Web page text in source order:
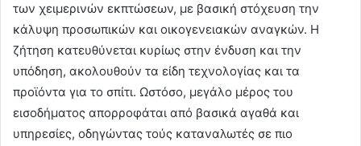
των χειμερινών εκπτώσεων, με βασική στόχευση την
κάλυψη προσωπικών και οικογενειακών αναγκών. Η
ζήτηση κατευθύνεται κυρίως στην ένδυση και την
υπόδηση, ακολουθούν τα είδη τεχνολογίας και τα
προϊόντα για το σπίτι. Ωστόσο, μεγάλο μέρος του
εισοδήματος απορροφάται από βασικά αγαθά και
υπηρεσίες, οδηγώντας τούς καταναλωτές σε πιο